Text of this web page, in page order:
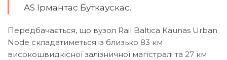
AS Ірмантас Буткаускас.
Передбачається, що вузол Rail Baltica Kaunas Urban
Node складатиметься із близько 83 км
високошвидкісної залізничної магістралі та 27 км